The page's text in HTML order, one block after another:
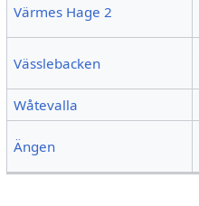
Värmes Hage 2
Vässlebacken
Wåtevalla
Ängen